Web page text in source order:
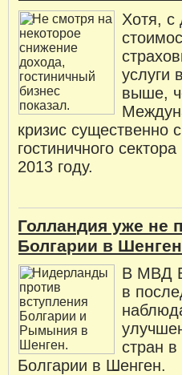
Хотя, с
услуги
выше,
кризис существенно
гостиничного
2013 году.
Голландия уже не
Болгарии в Шенген
В МВД
в
стран
Болгарии в Шенген.